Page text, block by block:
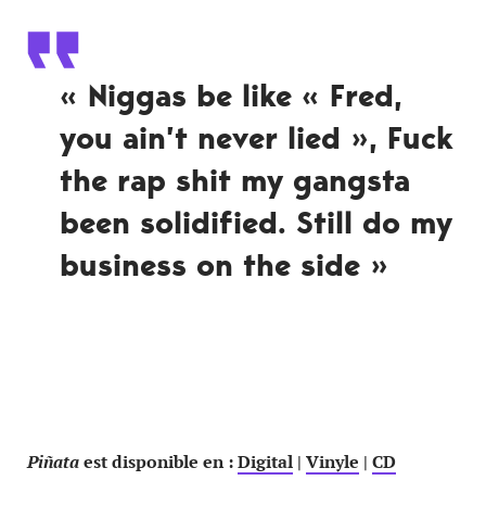
« Niggas be like « Fred,
you ain’t never lied », Fuck
the rap shit my gangsta
been solidified. Still do my
business on the side »
Piñataest disponible en :Digital | Vinyle | CD